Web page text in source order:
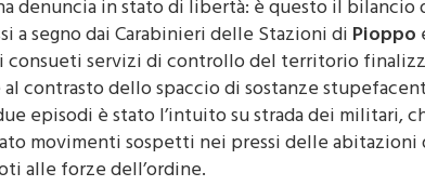
denuncia in stato di libertà: è questo il
a segno dai Carabinieri delle Stazioni diPioppo
consueti servizi di controllo del territorio
contrasto dello spaccio di sostanze
episodi è stato l’intuito su strada dei militari,
movimenti sospetti nei pressi delle abitazioni